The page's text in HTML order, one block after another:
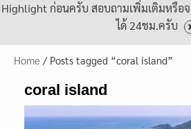
Highlight ก่อนครับ สอบถามเพิ่มเติมหรือ
ได้ 24ชม.ครับ
Home / Posts tagged “coral island”
coral island